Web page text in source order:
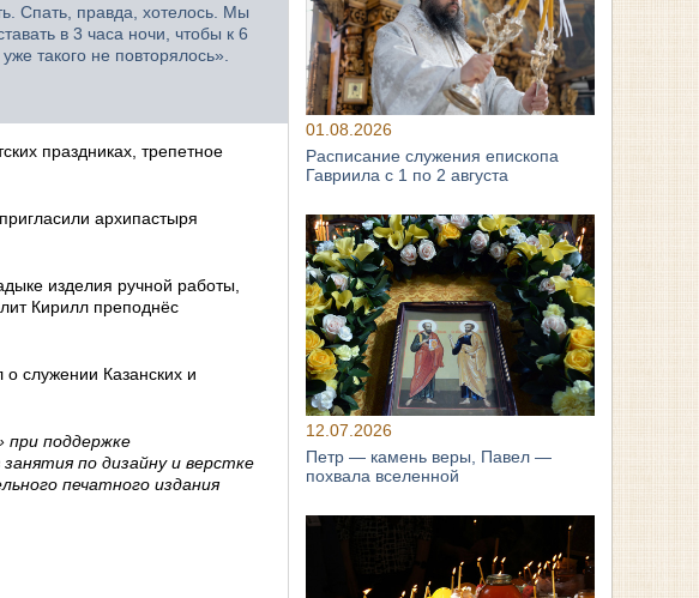
Спать, правда, хотелось. Мы
в 3 часа ночи, чтобы к 6
такого не повторялось».
праздниках, трепетное
архипастыря
изделия ручной работы,
Кирилл преподнёс
служении Казанских и
при поддержке
по дизайну и верстке
печатного издания
01.08.2026
Расписание служения епископа
Гавриила с 1 по 2 августа
12.07.2026
Петр — камень веры, Павел —
похвала вселенной